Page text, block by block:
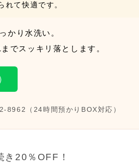
れて快適です。
かり水洗い。
でスッキリ落とします。
（24時間預かりBOX対応）
き20％OFF ！